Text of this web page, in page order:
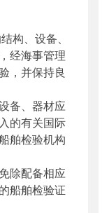
、设备、
经海事管理
，并保持良
备、器材应
的有关国际
舶检验机构
除配备相应
船舶检验证